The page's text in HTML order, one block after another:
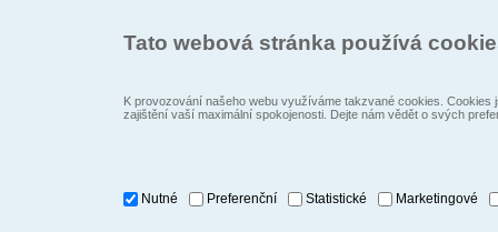
Tato webová stránka používá
K provozování našeho webu využíváme takzvané cookies.
zajištění vaší maximální spokojenosti. Dejte nám vědět o svých
Nutné Preferenční Statistické Marketingové